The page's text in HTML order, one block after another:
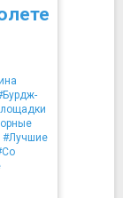
#Лучшие